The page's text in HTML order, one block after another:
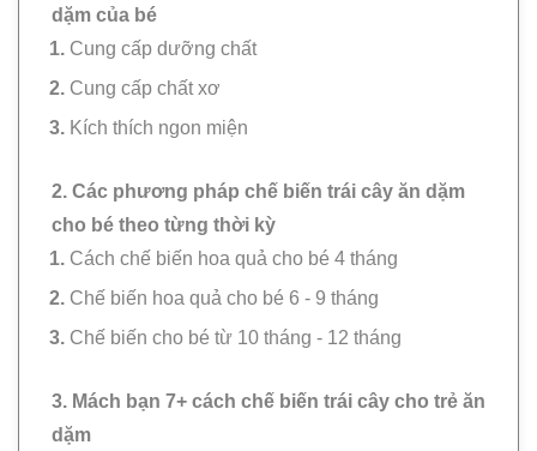
dặm của bé
Cung cấp dưỡng chất
Cung cấp chất xơ
Kích thích ngon miện
2. Các phương pháp chế biến trái cây ăn dặm
cho bé theo từng thời kỳ
Cách chế biến hoa quả cho bé 4 tháng
Chế biến hoa quả cho bé 6 - 9 tháng
Chế biến cho bé từ 10 tháng - 12 tháng
3. Mách bạn 7+ cách chế biến trái cây cho trẻ ăn
dặm